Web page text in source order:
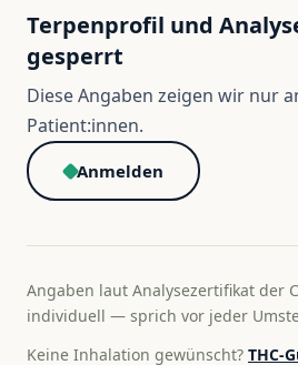
Terpenprofil und
gesperrt
Diese Angaben zeigen wir nur
Patient:innen.
Anmelden
Angaben laut Analysezertifikat der
individuell — sprich vor jeder
Keine Inhalation gewünscht? THC-